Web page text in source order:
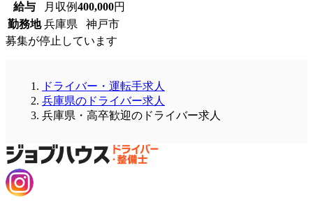
給与 月収例400,000円
勤務地 兵庫県 神戸市
募集が停止しています
ドライバー・運転手求人
兵庫県のドライバー求人
兵庫県・高卒歓迎のドライバー求人